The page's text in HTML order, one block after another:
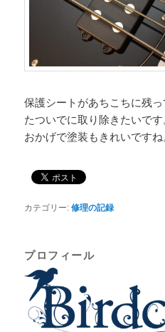
保護シートがあちこちに残
たついでに取り除きたいで
おかげで塗装もきれいですね
カテゴリー: 修理の記録
プロフィール